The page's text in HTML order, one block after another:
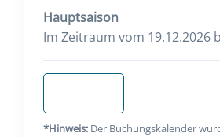
Hauptsaison
Im Zeitraum vom 19.12.2026
*Hinweis: Der Buchungskalender